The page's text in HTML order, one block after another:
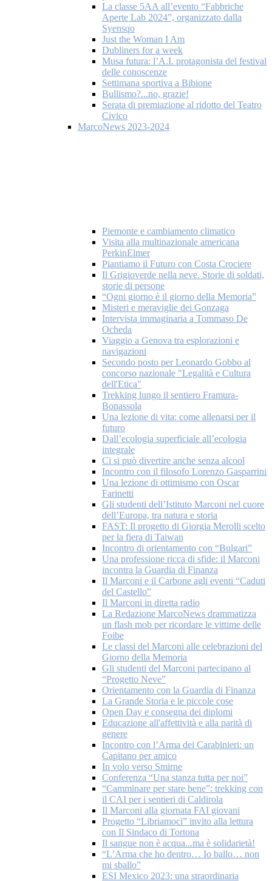
La classe 5AA all’evento “Fabbriche
Aperte Lab 2024”, organizzato dalla
Syensqo
Just the Woman I Am
Dubliners for a week
Musa futura: l’A.I. protagonista del festival
delle conoscenze
Settimana sportiva a Bibione
Bullismo?...no, grazie!
Serata di premiazione al ridotto del Teatro
Civico
MarcoNews 2023-2024
Piemonte e cambiamento climatico
Visita alla multinazionale americana
PerkinElmer
Piantiamo il Futuro con Costa Crociere
Il Grigioverde nella neve. Storie di soldati,
storie di persone
“Ogni giorno è il giorno della Memoria”
Misteri e meraviglie dei Gonzaga
Intervista immaginaria a Tommaso De
Ocheda
Viaggio a Genova tra esplorazioni e
navigazioni
Secondo posto per Leonardo Gobbo al
concorso nazionale "Legalità e Cultura
dell'Etica"
Trekking lungo il sentiero Framura-
Bonassola
Una lezione di vita: come allenarsi per il
futuro
Dall’ecologia superficiale all’ecologia
integrale
Ci si può divertire anche senza alcool
Incontro con il filosofo Lorenzo Gasparrini
Una lezione di ottimismo con Oscar
Farinetti
Gli studenti dell’Istituto Marconi nel cuore
dell’Europa, tra natura e storia
FAST: Il progetto di Giorgia Merolli scelto
per la fiera di Taiwan
Incontro di orientamento con “Bulgari”
Una professione ricca di sfide: il Marconi
incontra la Guardia di Finanza
Il Marconi e il Carbone agli eventi “Caduti
del Castello”
Il Marconi in diretta radio
La Redazione MarcoNews drammatizza
un flash mob per ricordare le vittime delle
Foibe
Le classi del Marconi alle celebrazioni del
Giorno della Memoria
Gli studenti del Marconi partecipano al
“Progetto Neve”
Orientamento con la Guardia di Finanza
La Grande Storia e le piccole cose
Open Day e consegna dei diplomi
Educazione all'affettività e alla parità di
genere
Incontro con l’Arma dei Carabinieri: un
Capitano per amico
In volo verso Smirne
Conferenza “Una stanza tutta per noi”
“Camminare per stare bene”: trekking con
il CAI per i sentieri di Caldirola
Il Marconi alla giornata FAI giovani
Progetto “Libriamoci” invito alla lettura
con Il Sindaco di Tortona
Il sangue non è acqua...ma è solidarietà!
“L’Arma che ho dentro… Io ballo… non
mi sballo”
ESI Mexico 2023: una straordinaria